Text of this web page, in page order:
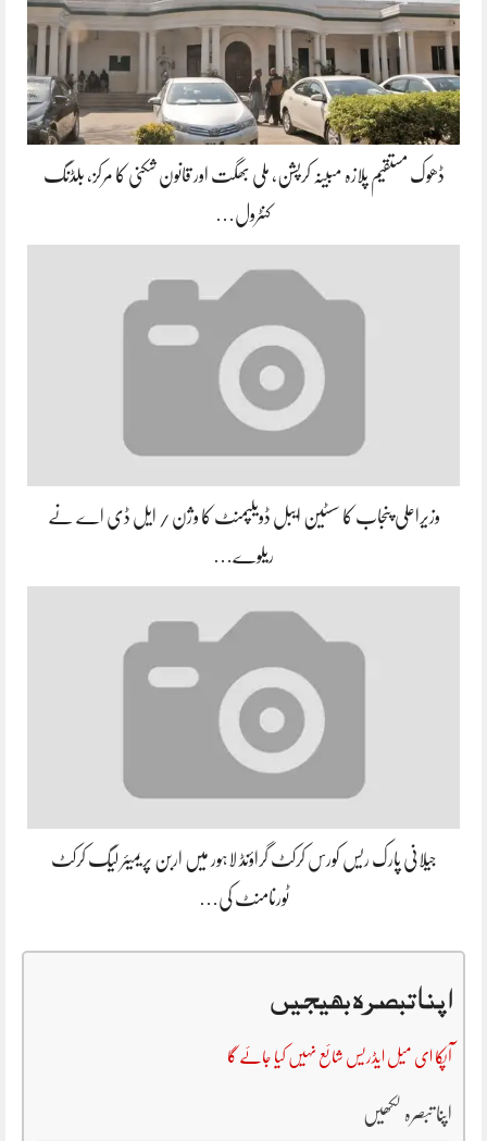
ڈھوک مستقیم پلازہ مبینہ کرپشن، ملی بھگت اور قانون شکنی کا مرکز، بلڈنگ
کنٹرول…
وزیراعلی پنجاب کا سسٹین ایبل ڈویلپمنٹ کا وژن / ایل ڈی اے نے
ریلوے…
جیلانی پارک ریس کورس کرکٹ گراؤنڈ لاہور میں اربن پریمیئر لیگ کرکٹ
ٹورنامنٹ کی…
اپنا تبصرہ بھیجیں
آپکا ای میل ایڈریس شائع نہیں کیا جائے گا
اپنا تبصرہ لکھیں